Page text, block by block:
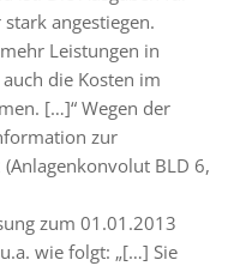
angestiegen.
Leistungen in
die Kosten im
[…]“ Wegen der
zur
BLD 6,
zum 01.01.2013
wie folgt: „[…] Sie